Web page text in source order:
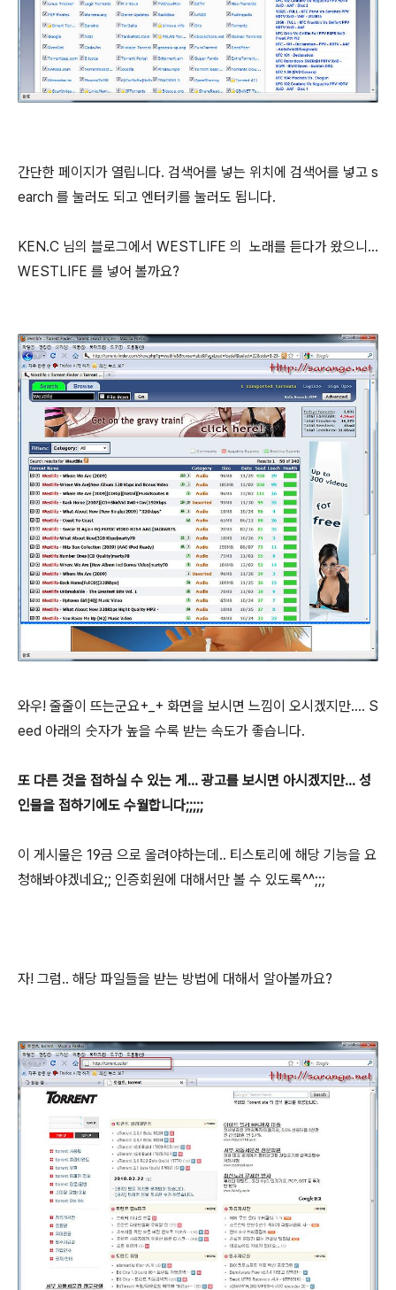
간단한 페이지가 열립니다. 검색어를 넣는 위치에 검색어를 넣고 s
earch 를 눌러도 되고 엔터키를 눌러도 됩니다.
KEN.C 님의 블로그에서 WESTLIFE 의 노래를 듣다가 왔으니...
WESTLIFE 를 넣어 볼까요?
와우! 줄줄이 뜨는군요+_+ 화면을 보시면 느낌이 오시겠지만.... S
eed 아래의 숫자가 높을 수록 받는 속도가 좋습니다.
또 다른 것을 접하실 수 있는 게... 광고를 보시면 아시겠지만... 성
인물을 접하기에도 수월합니다;;;;;
이 게시물은 19금 으로 올려야하는데.. 티스토리에 해당 기능을 요
청해봐야겠네요;; 인증회원에 대해서만 볼 수 있도록^^;;;
자! 그럼.. 해당 파일들을 받는 방법에 대해서 알아볼까요?